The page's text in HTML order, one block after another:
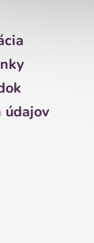
údajov